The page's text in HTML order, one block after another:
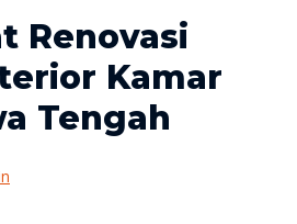
Renovasi
Kamar
Tengah